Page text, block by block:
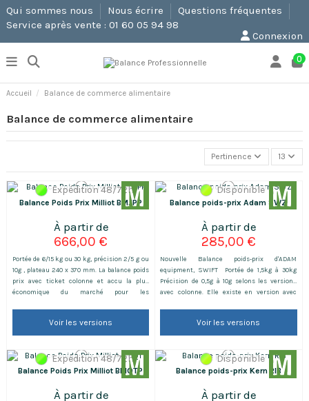
Qui sommes nous Nous écrire
Questions fréquentes
Service après vente : 01 60 05 94 98
Connexion
0
Accueil Balance de commerce alimentaire
Balance de commerce alimentaire
Pertinence 13
Balance Poids Prix Milliot BMJPP
Expédition 48/72h
666,00 €
Portée de 6/15 kg ou 30 kg, précision 2/5 g ou
10g , plateau 240 x 370 mm. La balance poids
prix avec ticket colonne et accu la plus
économique du marché pour les
verte et carnet de métrologie. Notre conseil
d'expert: Vous pesez devant le client entre
Voir les versions
Balance poids-prix Adam SWZ
Disponible
285,00 €
Nouvelle Balance poids-prix d'ADAM
equipment, SWIFT Portée de 1,5kg à 30kg
Précision de 0,5g à 10g selons les versions
avec colonne. Elle existe en version avec
Homologuée, pratique et élégante, la balance
commerce Swift est idéale pour les
Voir les versions
Balance Poids Prix Milliot BMQTP
Expédition 48/72h
Balance poids-prix Kern RIB
Disponible